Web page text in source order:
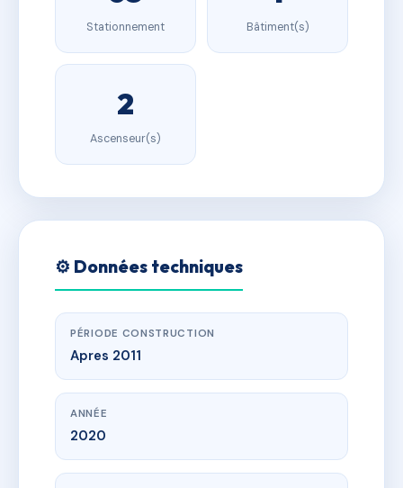
Stationnement Bâtiment(s)
2
Ascenseur(s)
⚙️ Données techniques
PÉRIODE CONSTRUCTION
Apres 2011
ANNÉE
2020